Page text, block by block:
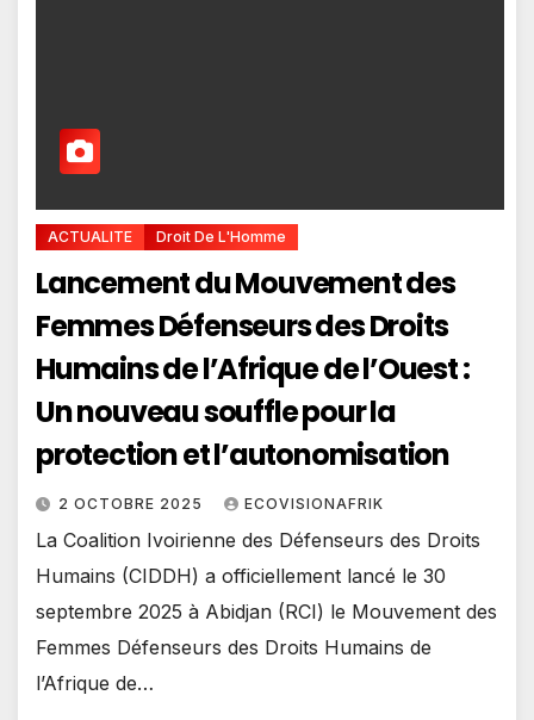
ACTUALITE Droit De L'Homme
Lancement du Mouvement des
Femmes Défenseurs des Droits
Humains de l’Afrique de l’Ouest :
Un nouveau souffle pour la
protection et l’autonomisation
2 OCTOBRE 2025 ECOVISIONAFRIK
La Coalition Ivoirienne des Défenseurs des Droits
Humains (CIDDH) a officiellement lancé le 30
septembre 2025 à Abidjan (RCI) le Mouvement des
Femmes Défenseurs des Droits Humains de
l’Afrique de…